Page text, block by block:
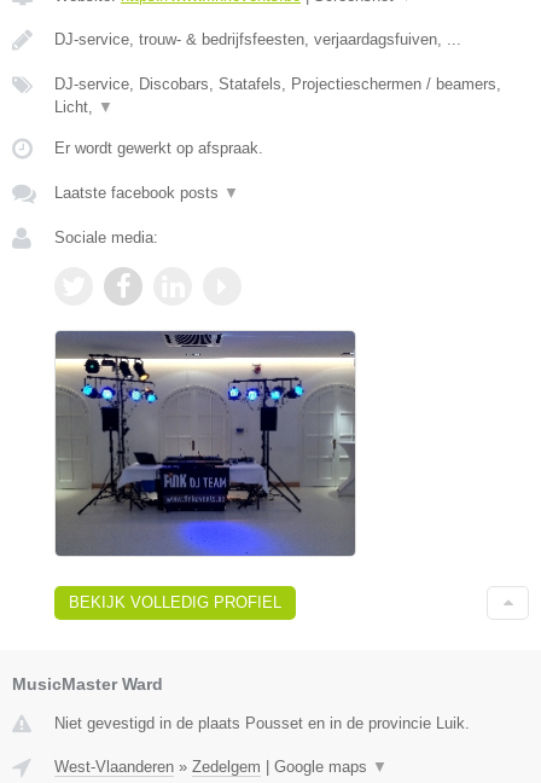
DJ-service, trouw- & bedrijfsfeesten, verjaardagsfuiven, ...
DJ-service, Discobars, Statafels, Projectieschermen / beamers,
Licht, ▼
Er wordt gewerkt op afspraak.
Laatste facebook posts ▼
Sociale media:
BEKIJK VOLLEDIG PROFIEL
MusicMaster Ward
Niet gevestigd in de plaats Pousset en in de provincie Luik.
West-Vlaanderen » Zedelgem Google maps ▼